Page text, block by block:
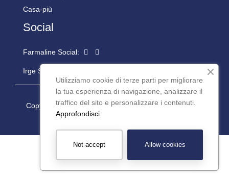
Casa-più
Social
Farmaline Social:
Irge Social:
Copyright © 2024 Casapiù S.r.l. P.iva: 08977200016 -
Powered by
Utilizziamo cookie di terze parti per migliorare
la tua esperienza di navigazione, analizzare il
traffico del sito e personalizzare i contenuti.
Approfondisci
Allow cookies
Not accept